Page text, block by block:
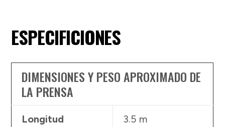
ESPECIFICIONES
DIMENSIONES Y PESO APROXIMADO DE
LA PRENSA
Longitud 3.5 m